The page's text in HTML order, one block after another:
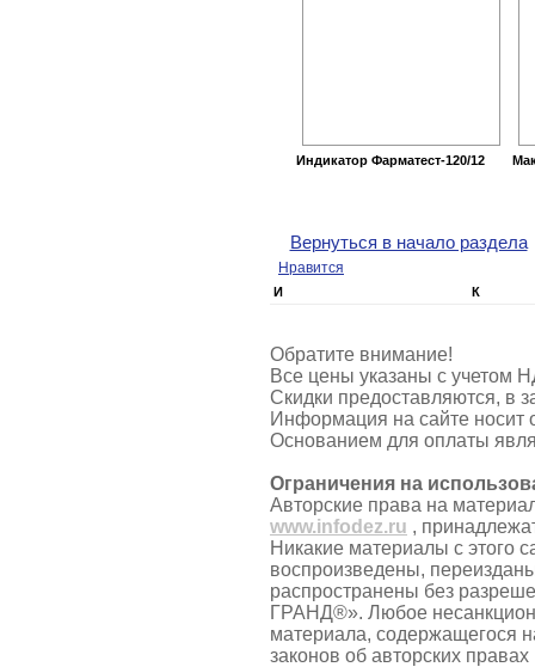
Индикатор Фарматест-120/12
Вернуться в начало раздела
Нравится
И К
Обратите внимание!
Все цены указаны с учетом
Скидки предоставляются, в
Информация на сайте носит
Основанием для оплаты
Ограничения на
Авторские права на
www.infodez.ru ,
Никакие материалы с этого
воспроизведены,
распространены без
ГРАНД®». Любое
материала, содержащегося
законов об авторских